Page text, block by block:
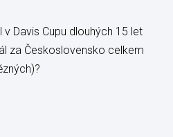
Davis Cupu dlouhých 15 let
za Československo celkem